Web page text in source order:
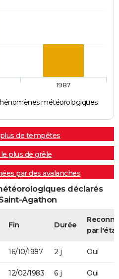
météorologiques
1987
de tempêtes
plus de grêle
par des avalanches
déclarés
Agathon
Fin Durée
par l'état
16/10/1987 2 j Oui
12/02/1983 6 j Oui